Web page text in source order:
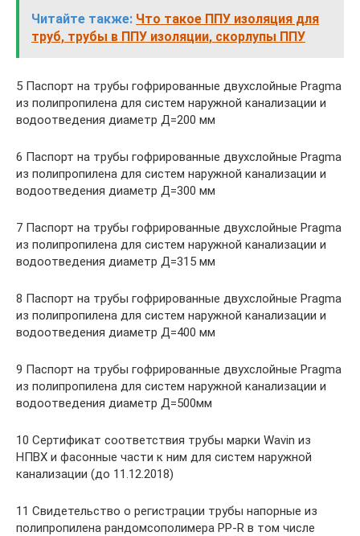
Читайте также: Что такое ППУ изоляция для
труб, трубы в ППУ изоляции, скорлупы ППУ
5 Паспорт на трубы гофрированные двухслойные Pragma
из полипропилена для систем наружной канализации и
водоотведения диаметр Д=200 мм
6 Паспорт на трубы гофрированные двухслойные Pragma
из полипропилена для систем наружной канализации и
водоотведения диаметр Д=300 мм
7 Паспорт на трубы гофрированные двухслойные Pragma
из полипропилена для систем наружной канализации и
водоотведения диаметр Д=315 мм
8 Паспорт на трубы гофрированные двухслойные Pragma
из полипропилена для систем наружной канализации и
водоотведения диаметр Д=400 мм
9 Паспорт на трубы гофрированные двухслойные Pragma
из полипропилена для систем наружной канализации и
водоотведения диаметр Д=500мм
10 Сертификат соответствия трубы марки Wavin из
НПВХ и фасонные части к ним для систем наружной
канализации (до 11.12.2018)
11 Свидетельство о регистрации трубы напорные из
полипропилена рандомсополимера PP-R в том числе